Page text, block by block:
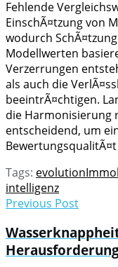
Fehlende
EinschÃ¤tzung von
wodurch
Modellwerten
Verzerrungen
als auch die
beeintrÃ¤chtigen.
die Harmonisierung
entscheidend, um
Tags: evolution
intelligenz
Previous Post